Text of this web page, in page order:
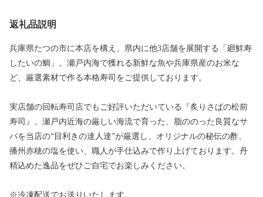
返礼品説明
兵庫県たつの市に本店を構え、県内に他3店舗を展開する「廻鮮寿
したいの鯛」。瀬戸内海で獲れる新鮮な魚や兵庫県産のお米な
ど、厳選素材で作る本格寿司をご提供しております。
実店舗の回転寿司店でもご好評いただいている『炙りさばの松前
寿司』。瀬戸内近海の厳しい海流で育った、脂ののった良質なサ
バを当店の“目利きの達人達”が厳選し、オリジナルの秘伝の酢、
播州赤穂の塩を使い、職人が手仕込みで作り上げております。丹
精込めた逸品をぜひご自宅でお楽しみください。
※冷凍配送でお送りいたします。